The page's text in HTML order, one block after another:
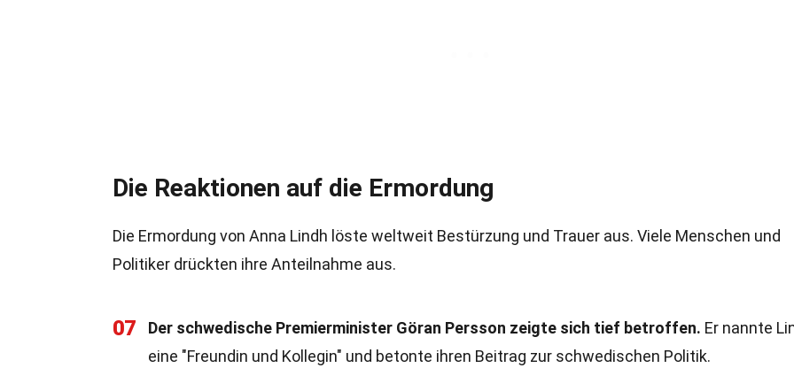
Die Reaktionen auf die Ermordung
Die Ermordung von Anna Lindh löste weltweit Bestürzung und Trauer aus. Viele Menschen und
Politiker drückten ihre Anteilnahme aus.
07 Der schwedische Premierminister Göran Persson zeigte sich tief betroffen. Er nannte
eine "Freundin und Kollegin" und betonte ihren Beitrag zur schwedischen Politik.